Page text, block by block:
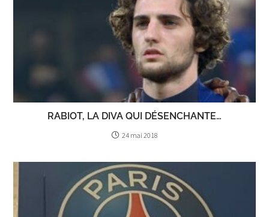
RABIOT, LA DIVA QUI DÉSENCHANTE…
24 mai 2018